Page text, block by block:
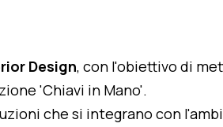
Design, con l'obiettivo di
'Chiavi in Mano'.
che si integrano con